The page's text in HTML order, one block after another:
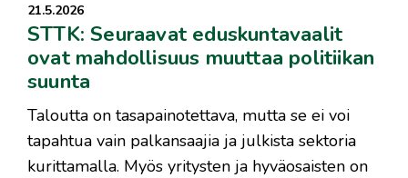
21.5.2026
STTK: Seuraavat eduskuntavaalit
ovat mahdollisuus muuttaa politiikan
suunta
Taloutta on tasapainotettava, mutta se ei voi
tapahtua vain palkansaajia ja julkista sektoria
kurittamalla. Myös yritysten ja hyväosaisten on